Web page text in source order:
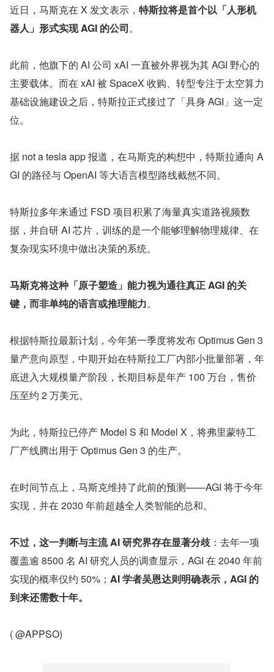
近日，马斯克在 X 发文表示， 特斯拉将是首个以「人形机
器人」形式实现 AGI 的公司。
此前，他旗下的 AI 公司 xAI 一直被外界视为其 AGI 野心的
主要载体。而在 xAI 被 SpaceX 收购、转型专注于太空算力
基础设施建设之后，特斯拉正式接过了「具身 AGI」这一定
位。
据 not a tesla app 报道，在马斯克的构想中，特斯拉通向 A
GI 的路径与 OpenAI 等大语言模型路线截然不同。
特斯拉多年来通过 FSD 项目积累了海量真实道路视频数
据，并自研 AI 芯片，训练的是一个能够理解物理规律、在
复杂现实环境中做出决策的系统。
马斯克将这种「原子塑造」能力视为通往真正 AGI 的关
键，而非单纯的语言或推理能力。
根据特斯拉最新计划，今年第一季度将发布 Optimus Gen 3
量产意向原型，中期开始在特斯拉工厂内部小批量部署，年
底进入大规模量产阶段，长期目标是年产 100 万台，售价
压至约 2 万美元。
为此，特斯拉已停产 Model S 和 Model X，将弗里蒙特工
厂产线腾出用于 Optimus Gen 3 的生产。
在时间节点上，马斯克维持了此前的预测——AGI 将于今年
实现，并在 2030 年前超越全人类智能的总和。
不过，这一判断与主流 AI 研究界存在显著分歧 ：去年一项
覆盖逾 8500 名 AI 研究人员的调查显示，AGI 在 2040 年前
实现的概率仅约 50%； AI 学者吴恩达则明确表示，AGI 的
到来还需数十年。
( @APPSO)